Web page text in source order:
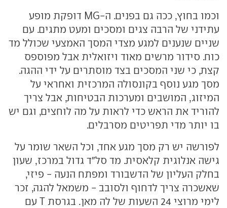
וכמו בחוץ, ככה גם בפנים. ה-MG דופקת מופע
עתידני של הרבה צגים ומסכים ומעט מתגים. עם
שניים שנענים למגע מצדי המסך האמצעי שכולל מד
כוח. סידור מרשים מאוד ויזואלית אבל מפוספס
קצת, כי שני המסכים בצד מוסתרים על ידי ההגה.
מסך מגע נוסף בקונסולה המרכזית ואחראי על
המיזוג, המושבים ומערכות הבטיחות, אבל צריך
להוריד את הראש כדי לראות על מה לוחצים, וגם יש
בו יותר מדי תפריטים מסרבלים.
לפורשה יש רק מסך מגע אחד, וכל השאר שומר על
גישה אנלוגית קלאסית. מד סל"ד גדול במרכז, שעון
בחלק העליון של הדשבורד ומפתח הנעה - פיזי,
שאשכרה צריך לדחוף ולסובב - משמאל להגה, זכר
לימי מרוצי 24 השעות של לה מאן. בגרסת T עם